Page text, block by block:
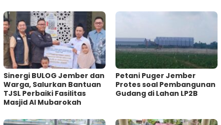
Sinergi BULOG Jember dan
Warga, Salurkan Bantuan
TJSL Perbaiki Fasilitas
Masjid Al Mubarokah
Petani Puger Jember
Protes soal Pembangunan
Gudang di Lahan LP2B